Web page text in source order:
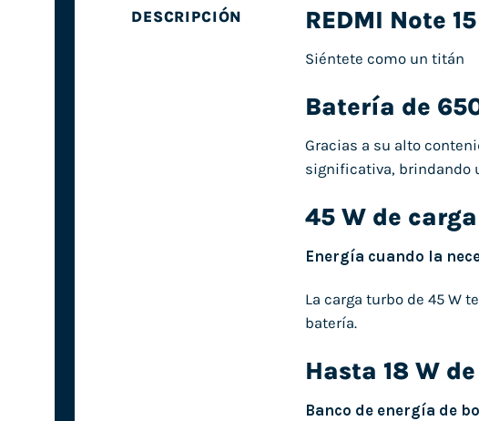
DESCRIPCIÓN REDMI Note
Siéntete como un titán
Batería de
Gracias a su alto
significativa, brindando
45 W de
Energía cuando la
La carga turbo de 45 W
batería.
Hasta 18 W
Banco de energía de